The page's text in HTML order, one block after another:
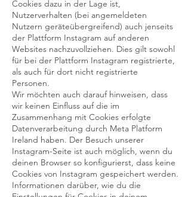
Cookies dazu in der Lage ist,
Nutzerverhalten (bei angemeldeten
Nutzern geräteübergreifend) auch jenseits
der Plattform Instagram auf anderen
Websites nachzuvollziehen. Dies gilt sowohl
für bei der Plattform Instagram registrierte,
als auch für dort nicht registrierte
Personen.
Wir möchten auch darauf hinweisen, dass
wir keinen Einfluss auf die im
Zusammenhang mit Cookies erfolgte
Datenverarbeitung durch Meta Platform
Ireland haben. Der Besuch unserer
Instagram-Seite ist auch möglich, wenn du
deinen Browser so konfigurierst, dass keine
Cookies von Instagram gespeichert werden.
Informationen darüber, wie du die